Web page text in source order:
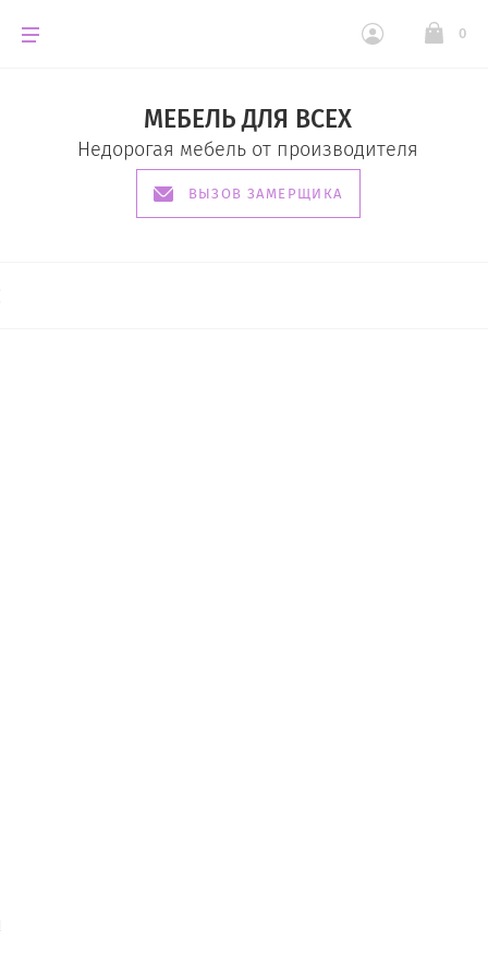
0
МЕБЕЛЬ ДЛЯ ВСЕХ
Недорогая мебель от производителя
ВЫЗОВ ЗАМЕРЩИКА